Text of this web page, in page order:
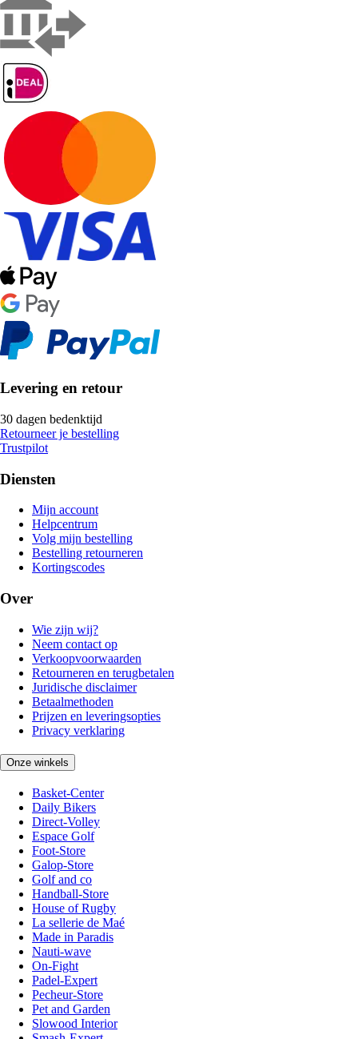
Levering en retour
30 dagen bedenktijd
Retourneer je bestelling
Trustpilot
Diensten
Mijn account
Helpcentrum
Volg mijn bestelling
Bestelling retourneren
Kortingscodes
Over
Wie zijn wij?
Neem contact op
Verkoopvoorwaarden
Retourneren en terugbetalen
Juridische disclaimer
Betaalmethoden
Prijzen en leveringsopties
Privacy verklaring
Onze winkels
Basket-Center
Daily Bikers
Direct-Volley
Espace Golf
Foot-Store
Galop-Store
Golf and co
Handball-Store
House of Rugby
La sellerie de Maé
Made in Paradis
Nauti-wave
On-Fight
Padel-Expert
Pecheur-Store
Pet and Garden
Slowood Interior